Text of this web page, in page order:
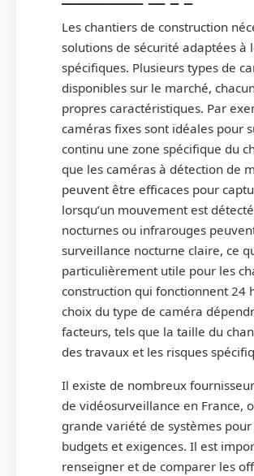
Les chantiers de construction
solutions de sécurité adaptées à
spécifiques. Plusieurs types de
disponibles sur le marché,
propres caractéristiques. Par
caméras fixes sont idéales pour
continu une zone spécifique du
que les caméras à détection de
peuvent être efficaces pour
lorsqu’un mouvement est
nocturnes ou infrarouges
surveillance nocturne claire, ce
particulièrement utile pour les
construction qui fonctionnent 24
choix du type de caméra
facteurs, tels que la taille du
des travaux et les risques
Il existe de nombreux
de vidéosurveillance en France,
grande variété de systèmes
budgets et exigences. Il est
renseigner et de comparer les